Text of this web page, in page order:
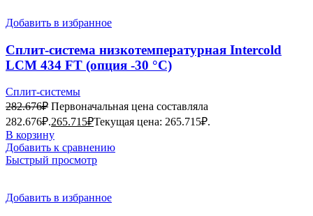
Добавить в избранное
Сплит-система низкотемпературная Intercold
LCM 434 FT (опция -30 °С)
Сплит-системы
282.676₽ Первоначальная цена составляла
282.676₽.265.715₽Текущая цена: 265.715₽.
В корзину
Добавить к сравнению
Быстрый просмотр
Добавить в избранное